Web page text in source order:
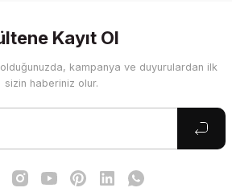
teşekkür ederiz.
bozuk veya görüntülenemiyor.
Kayıt Ol
kampanya ve duyurulardan ilk
sizin haberiniz olur.